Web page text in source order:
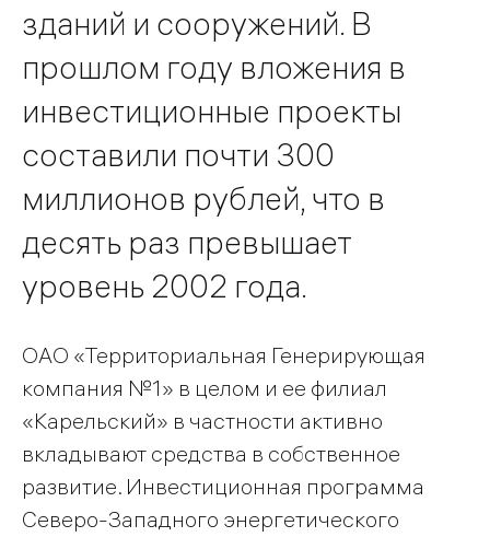
зданий и сооружений. В
прошлом году вложения в
инвестиционные проекты
составили почти 300
миллионов рублей, что в
десять раз превышает
уровень 2002 года.
ОАО «Территориальная Генерирующая
компания №1» в целом и ее филиал
«Карельский» в частности активно
вкладывают средства в собственное
развитие. Инвестиционная программа
Северо-Западного энергетического